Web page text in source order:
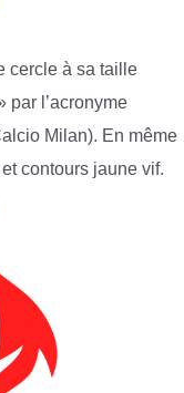
cercle à sa taille
par l’acronyme
Milan). En même
contours jaune vif.